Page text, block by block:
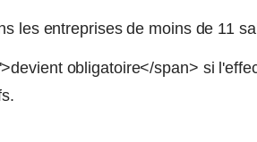
les entreprises de moins de 11
obligatoire</span> si